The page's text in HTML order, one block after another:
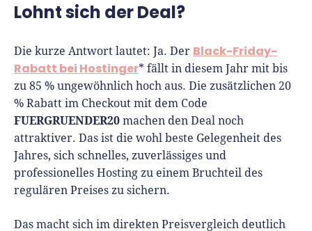
Lohnt sich der Deal?
Die kurze Antwort lautet: Ja. Der Black-Friday-
Rabatt bei Hostinger* fällt in diesem Jahr mit bis
zu 85 % ungewöhnlich hoch aus. Die zusätzlichen 20
% Rabatt im Checkout mit dem Code
FUERGRUENDER20 machen den Deal noch
attraktiver. Das ist die wohl beste Gelegenheit des
Jahres, sich schnelles, zuverlässiges und
professionelles Hosting zu einem Bruchteil des
regulären Preises zu sichern.
Das macht sich im direkten Preisvergleich deutlich